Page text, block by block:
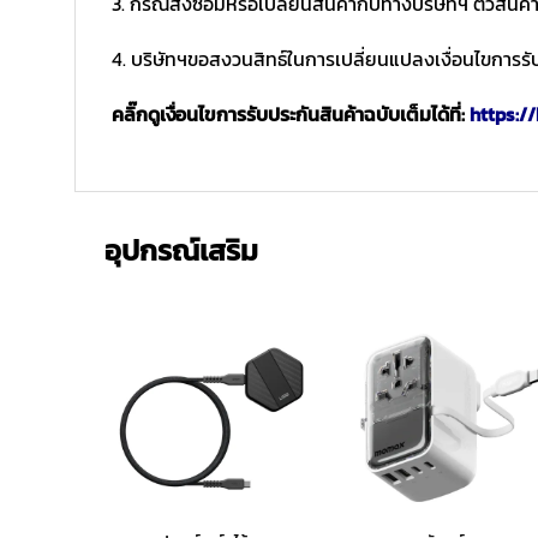
4. บริษัทฯขอสงวนสิทธ์ในการเปลี่ยนแปลงเงื่อนไขการ
คลิ๊กดูเงื่อนไขการรับประกันสินค้าฉบับเต็มได้ที่:https://
อุปกรณ์เสริม